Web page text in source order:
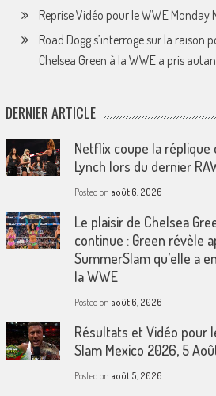
Reprise Vidéo pour le WWE
Road Dogg s’interroge sur la raison
Chelsea Green à la WWE a pris
DERNIER ARTICLE
Netflix coupe la
Lynch lors du dernier
Posted on août 6, 2026
Le plaisir de Chelsea
continue : Green révèle
SummerSlam qu’elle a
la WWE
Posted on août 6, 2026
Résultats et Vidéo pour
Slam Mexico 2026, 5
Posted on août 5, 2026